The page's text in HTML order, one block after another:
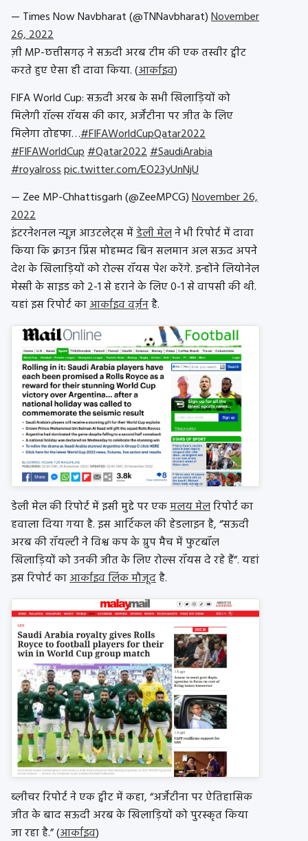
— Times Now Navbharat (@TNNavbharat)November
26, 2022
ज़ी MP-छत्तीसगढ़ ने सऊदी अरब टीम की एक तस्वीर ट्वीट
करते हुए ऐसा ही दावा किया. (आर्काइव)
FIFA World Cup: सऊदी अरब के सभी खिलाड़ियों को
मिलेगी रॉल्स रॉयस की कार, अर्जेंटीना पर जीत के लिए
मिलेगा तोहफा…#FIFAWorldCupQatar2022
#FIFAWorldCup#Qatar2022#SaudiArabia
#royalrosspic.twitter.com/EO23yUnNjU
— Zee MP-Chhattisgarh (@ZeeMPCG)November 26,
2022
इंटरनेशनल न्यूज़ आउटलेट्स मेंडेली मेलने भी रिपोर्ट में दावा
किया कि क्राउन प्रिंस मोहम्मद बिन सलमान अल सऊद अपने
देश के खिलाड़ियों को रोल्स रॉयस पेश करेंगे. इन्होंने लियोनेल
मेस्सी के साइड को 2-1 से हराने के लिए 0-1 से वापसी की थी.
यहां इस रिपोर्ट काआर्काइव वर्ज़नहै.
डेली मेल की रिपोर्ट में इसी मुद्दे पर एकमलय मेलरिपोर्ट का
हवाला दिया गया है. इस आर्टिकल की हेडलाइन है, “सऊदी
अरब की रॉयल्टी ने विश्व कप के ग्रुप मैच में फुटबॉल
खिलाड़ियों को उनकी जीत के लिए रोल्स रॉयस दे रहे हैं”. यहां
इस रिपोर्ट काआर्काइव लिंक मौजूदहै.
ब्लीचर रिपोर्ट ने एक ट्वीट में कहा, “अर्जेंटीना पर ऐतिहासिक
जीत के बाद सऊदी अरब के खिलाड़ियों को पुरस्कृत किया
जा रहा है.” (आर्काइव)